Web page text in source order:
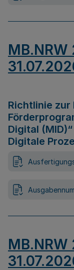
MB.NRW
Richtlinie
Digital
Digitale
MB.NRW